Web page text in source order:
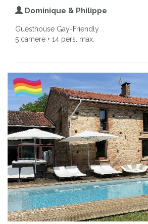
Dominique & Philippe
Guesthouse Gay-Friendly
5 camere • 14 pers. max.